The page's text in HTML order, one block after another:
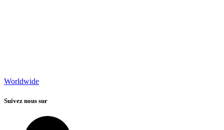
Worldwide
Suivez nous sur